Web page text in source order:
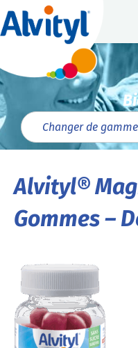
Alvityl®
Gommes –